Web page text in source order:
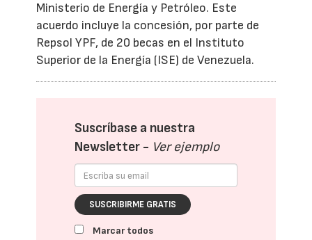
Ministerio de Energía y Petróleo. Este
acuerdo incluye la concesión, por parte de
Repsol YPF, de 20 becas en el Instituto
Superior de la Energía (ISE) de Venezuela.
Suscríbase a nuestra
Newsletter - Ver ejemplo
SUSCRIBIRME GRATIS
Marcar todos